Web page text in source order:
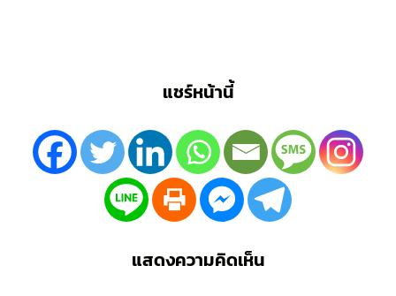
แชร์หน้านี้
แสดงความคิดเห็น